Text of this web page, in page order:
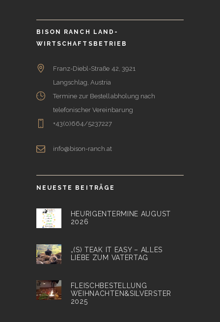
BISON RANCH LAND-
WIRTSCHAFTSBETRIEB
Franz-Diebl-Straße 42, 3921
Langschlag, Austria
Termine zur Bestellabholung nach
telefonischer Vereinbarung
+43(0)664/5237227
info@bison-ranch.at
NEUESTE BEITRÄGE
HEURIGENTERMINE AUGUST
2026
„(S) TEAK IT EASY – ALLES
LIEBE ZUM VATERTAG
FLEISCHBESTELLUNG
WEIHNACHTEN&SILVERSTER
2025